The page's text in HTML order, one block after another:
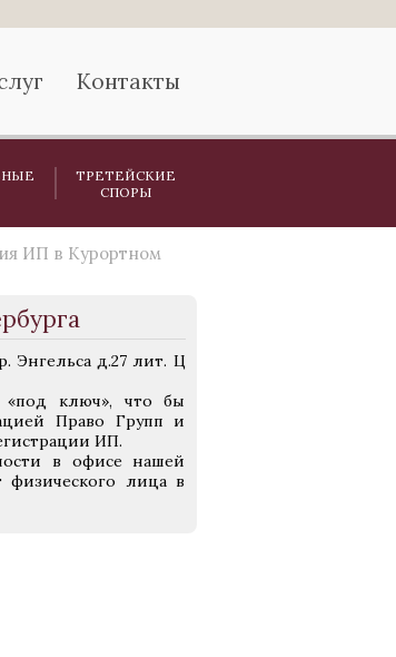
Контакты
ТРЕТЕЙСКИЕ
СПОРЫ
ИП в Курортном
Энгельса д.27 лит. Ц
ключ», что бы
Право Групп и
ИП.
в офисе нашей
физического лица в